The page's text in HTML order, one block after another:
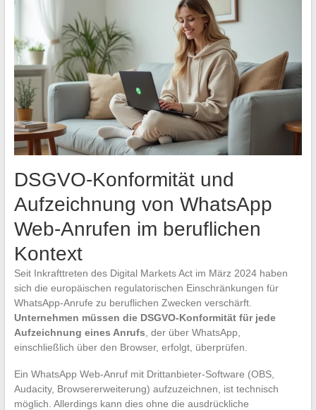
DSGVO-Konformität und
Aufzeichnung von WhatsApp
Web-Anrufen im beruflichen
Kontext
Seit Inkrafttreten des Digital Markets Act im März 2024 haben
sich die europäischen regulatorischen Einschränkungen für
WhatsApp-Anrufe zu beruflichen Zwecken verschärft.
Unternehmen müssen die DSGVO-Konformität für jede
Aufzeichnung eines Anrufs , der über WhatsApp,
einschließlich über den Browser, erfolgt, überprüfen.
Ein WhatsApp Web-Anruf mit Drittanbieter-Software (OBS,
Audacity, Browsererweiterung) aufzuzeichnen, ist technisch
möglich. Allerdings kann dies ohne die ausdrückliche